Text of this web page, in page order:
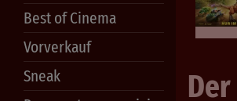
Best of Cinema
Vorverkauf
Sneak